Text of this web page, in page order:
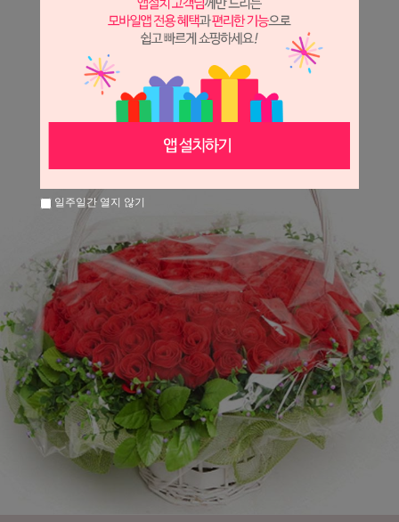
※ 필독해주세요 ※
는 시세 변동에 따라 가격이 달라질 수 있으니
문의 후 주문 바랍니다.
일주일간 열지 않기